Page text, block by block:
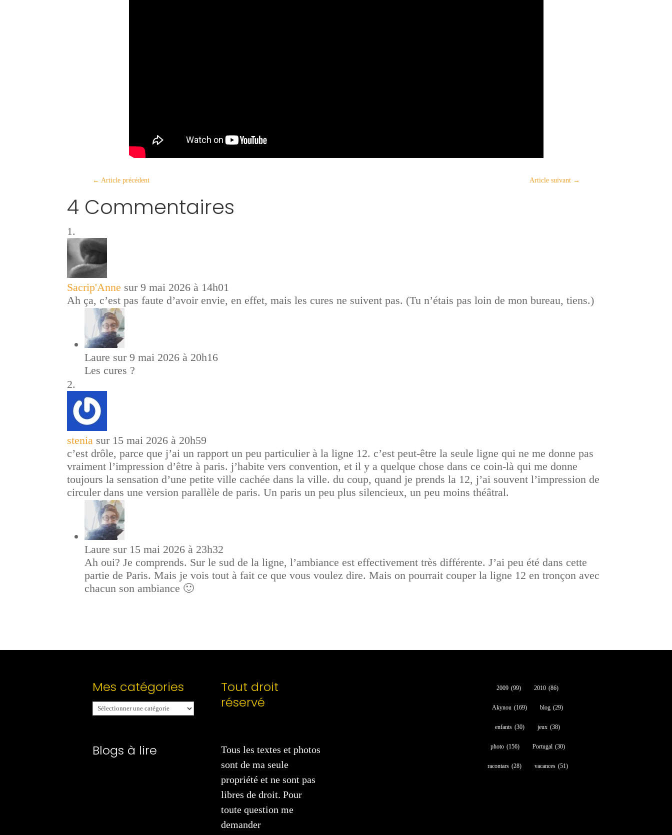
← Article précédent Article suivant→
4 Commentaires
Sacrip'Anne sur 9 mai 2026 à 14h01
Ah ça, c’est pas faute d’avoir envie, en effet, mais les cures ne suivent pas. (Tu n’étais pas loin de mon bureau, tiens.)
Laure sur 9 mai 2026 à 20h16
Les cures ?
stenia sur 15 mai 2026 à 20h59
c’est drôle, parce que j’ai un rapport un peu particulier à la ligne 12. c’est peut-être la seule ligne qui ne me donne pas
vraiment l’impression d’être à paris. j’habite vers convention, et il y a quelque chose dans ce coin-là qui me donne
toujours la sensation d’une petite ville cachée dans la ville. du coup, quand je prends la 12, j’ai souvent l’impression de
circuler dans une version parallèle de paris. Un paris un peu plus silencieux, un peu moins théâtral.
Laure sur 15 mai 2026 à 23h32
Ah oui? Je comprends. Sur le sud de la ligne, l’ambiance est effectivement très différente. J’ai peu été dans cette
partie de Paris. Mais je vois tout à fait ce que vous voulez dire. Mais on pourrait couper la ligne 12 en tronçon avec
chacun son ambiance 🙂
Mes catégories
Mes
catégories
Blogs à lire
Tout droit
réservé
Tous les textes et photos
sont de ma seule
propriété et ne sont pas
libres de droit. Pour
toute question me
demander
2009 (99) 2010 (86)
Akynou (169) blog (29)
enfants (30) jeux (38)
photo (156) Portugal (30)
racontars (28) vacances (51)